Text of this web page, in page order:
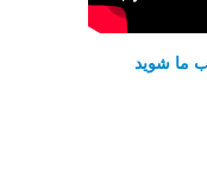
ما شوید